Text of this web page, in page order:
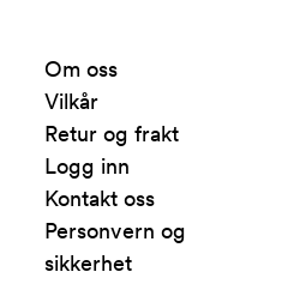
Om oss
Vilkår
Retur og frakt
Logg inn
Kontakt oss
Personvern og
sikkerhet